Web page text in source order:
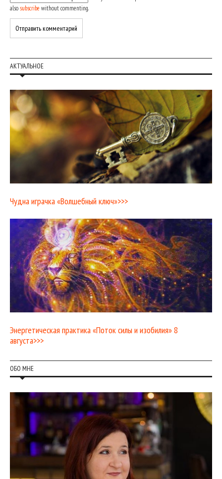
also subscribe without commenting.
АКТУАЛЬНОЕ
Чудна играчка «Волшебный ключ»>>>
Энергетическая практика «Поток силы и изобилия» 8
августа>>>
ОБО МНЕ